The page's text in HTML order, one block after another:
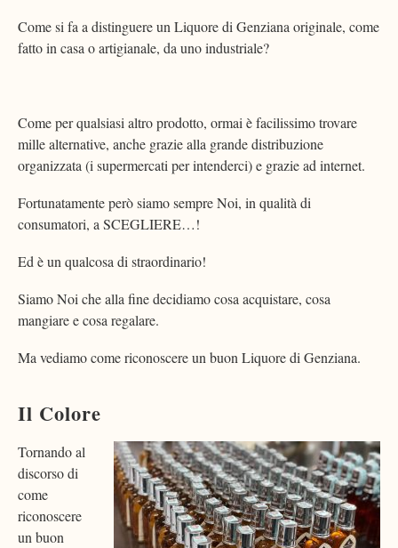
Come si fa a distinguere un Liquore di Genziana originale, come
fatto in casa o artigianale, da uno industriale?
Come per qualsiasi altro prodotto, ormai è facilissimo trovare
mille alternative, anche grazie alla grande distribuzione
organizzata (i supermercati per intenderci) e grazie ad internet.
Fortunatamente però siamo sempre Noi, in qualità di
consumatori, a SCEGLIERE…!
Ed è un qualcosa di straordinario!
Siamo Noi che alla fine decidiamo cosa acquistare, cosa
mangiare e cosa regalare.
Ma vediamo come riconoscere un buon Liquore di Genziana.
Il Colore
Tornando al
discorso di
come
riconoscere
un buon